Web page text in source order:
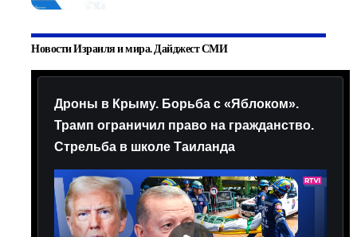
Новости Израиля и мира. Дайджест СМИ